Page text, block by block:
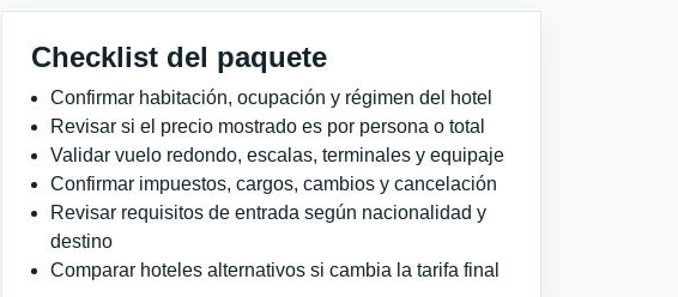
Checklist del paquete
Confirmar habitación, ocupación y régimen del hotel
Revisar si el precio mostrado es por persona o total
Validar vuelo redondo, escalas, terminales y equipaje
Confirmar impuestos, cargos, cambios y cancelación
Revisar requisitos de entrada según nacionalidad y
destino
Comparar hoteles alternativos si cambia la tarifa final